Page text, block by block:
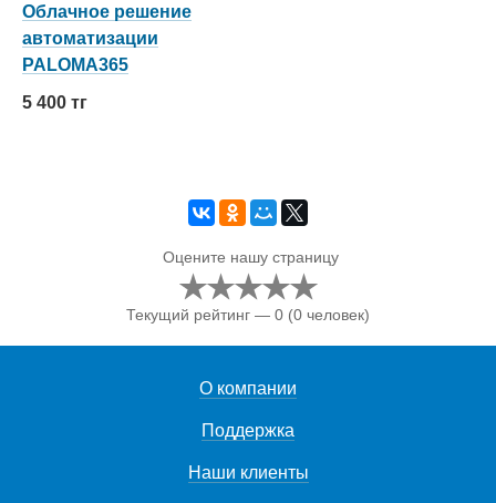
Облачное решение
автоматизации
PALOMA365
5 400 тг
Оцените нашу страницу
Текущий рейтинг — 0 (0 человек)
О компании
Поддержка
Наши клиенты